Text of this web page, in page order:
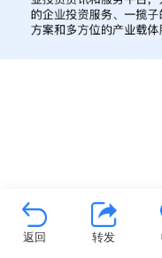
返回 转发